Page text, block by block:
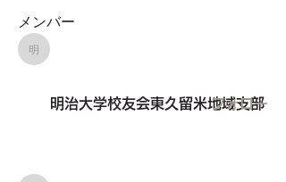
メンバー
明治大学校友会東久留米地域支部
明治大学校友会東久留米地域支部
フォロー